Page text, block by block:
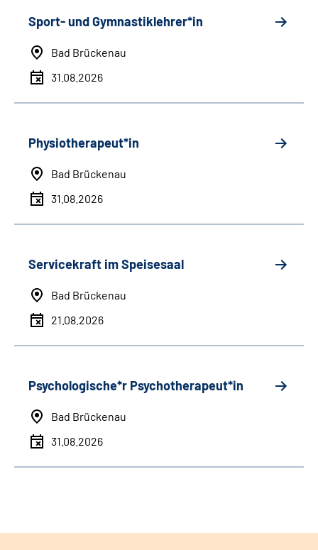
Sport- und Gymnastiklehrer*in
Bad Brückenau
31.08.2026
Physiotherapeut*in
Bad Brückenau
31.08.2026
Servicekraft im Speisesaal
Bad Brückenau
21.08.2026
Psychologische*r Psychotherapeut*in
Bad Brückenau
31.08.2026